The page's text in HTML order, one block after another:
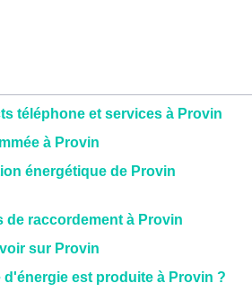
téléphone et services à Provin
à Provin
énergétique de Provin
de raccordement à Provin
sur Provin
d'énergie est produite à Provin ?